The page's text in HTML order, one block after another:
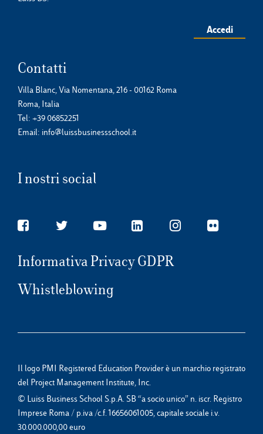
Accedi
Contatti
Villa Blanc, Via Nomentana, 216 - 00162 Roma
Roma, Italia
Tel: +39 06852251
Email: info@luissbusinessschool.it
I nostri social
Informativa Privacy GDPR
Whistleblowing
Il logo PMI Registered Education Provider è un marchio registrato
del Project Management Institute, Inc.
© Luiss Business School S.p.A. SB “a socio unico” n. iscr. Registro
Imprese Roma / p.iva /c.f. 16656061005, capitale sociale i.v.
30.000.000,00 euro